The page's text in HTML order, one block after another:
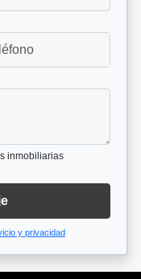
inmobiliarias
y privacidad